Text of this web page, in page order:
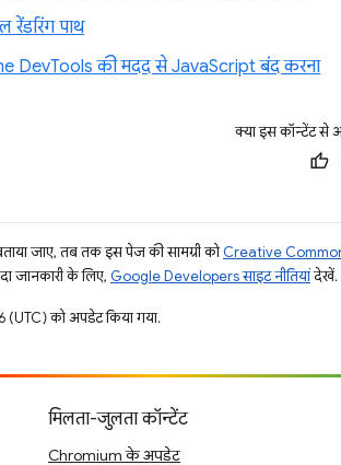
रेंडरिंग पाथ
DevTools की मदद से JavaScript बंद करना
क्या इस कॉन्टेंट से
जाए, तब तक इस पेज की सामग्री कोCreative
जानकारी के लिए, Google Developers साइट नीतियांदेखें.
को अपडेट किया गया.
मिलता-जुलता कॉन्टेंट
Chromium के अपडेट